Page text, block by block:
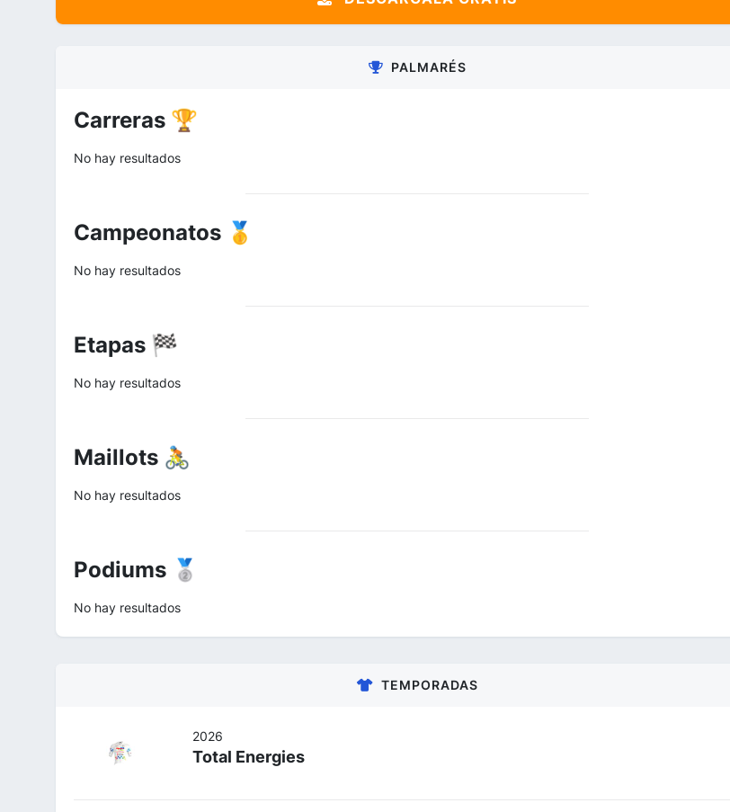
PALMARÉS
Carreras 🏆
No hay resultados
Campeonatos 🥇
No hay resultados
Etapas 🏁
No hay resultados
Maillots 🚴
No hay resultados
Podiums 🥈
No hay resultados
TEMPORADAS
2026
Total Energies